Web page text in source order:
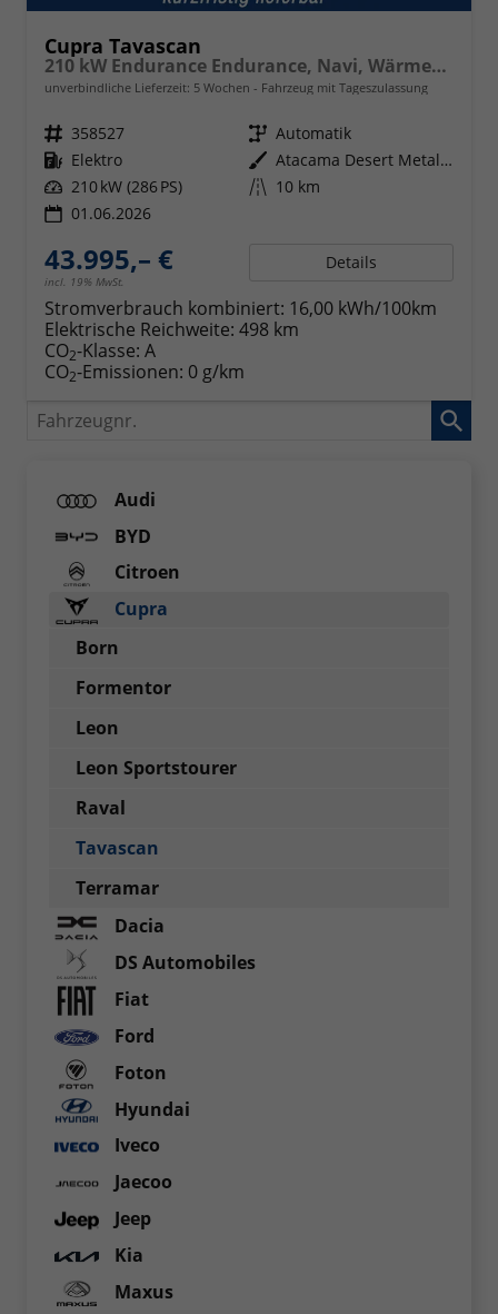
Cupra Tavascan
210 kW Endurance Endurance, Navi, Wärmepumpe, Kamera, el. Klappe, 19-Zoll, 3 J.-Garantie
unverbindliche Lieferzeit: 5 Wochen Fahrzeug mit Tageszulassung
Fahrzeugnr. 358527 Getriebe Automatik
Kraftstoff Elektro Außenfarbe
Atacama Desert Metallic
Leistung 210 kW (286 PS) Kilometerstand 10 km
01.06.2026
43.995,– €
incl. 19% MwSt.
Details
Stromverbrauch kombiniert: 16,00 kWh/100km
Elektrische Reichweite: 498 km
CO2-Klasse: A
CO2-Emissionen: 0 g/km
Fahrzeugnr.
Audi
BYD
Citroen
Cupra
Born
Formentor
Leon
Leon Sportstourer
Raval
Tavascan
Terramar
Dacia
DS Automobiles
Fiat
Ford
Foton
Hyundai
Iveco
Jaecoo
Jeep
Kia
Maxus